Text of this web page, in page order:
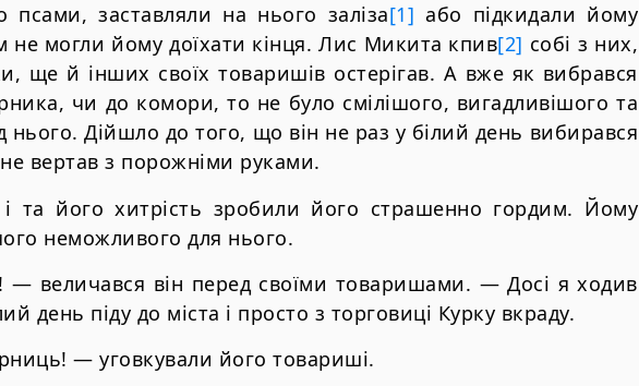
псами, заставляли на нього залiза[1] або пiдкидали йому
не могли йому доїхати кiнця. Лис Микита кпив[2] собi з них,
ще й iнших своїх товаришiв остерiгав. А вже як вибрався
чи до комори, то не було смiлiшого, вигадливiшого та
нього. Дiйшло до того, що вiн не раз у бiлий день вибирався
вертав з порожнiми руками.
та його хитрiсть зробили його страшенно гордим. Йому
неможливого для нього.
величався вiн перед своїми товаришами. — Досi я ходив
день пiду до мiста i просто з торговицi Курку вкраду.
— уговкували його товаришi.